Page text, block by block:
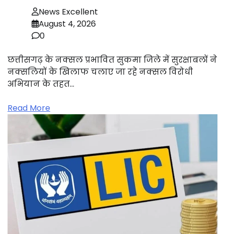
News Excellent
August 4, 2026
0
छत्तीसगढ़ के नक्सल प्रभावित सुकमा जिले में सुरक्षाबलों ने
नक्सलियों के खिलाफ चलाए जा रहे नक्सल विरोधी
अभियान के तहत…
Read More